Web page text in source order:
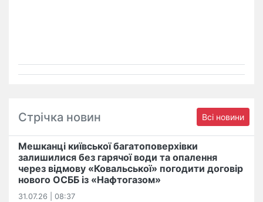
Стрічка новин Всі новини
Мешканці київської багатоповерхівки
залишилися без гарячої води та опалення
через відмову «Ковальської» погодити договір
нового ОСББ із «Нафтогазом»
31.07.26 | 08:37